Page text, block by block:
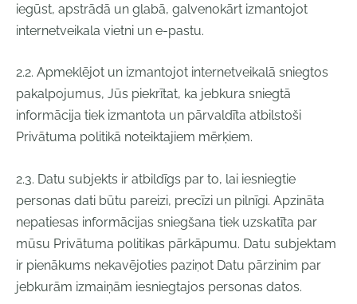
iegūst, apstrādā un glabā, galvenokārt izmantojot
internetveikala vietni un e-pastu.
2.2. Apmeklējot un izmantojot internetveikalā sniegtos
pakalpojumus, Jūs piekrītat, ka jebkura sniegtā
informācija tiek izmantota un pārvaldīta atbilstoši
Privātuma politikā noteiktajiem mērķiem.
2.3. Datu subjekts ir atbildīgs par to, lai iesniegtie
personas dati būtu pareizi, precīzi un pilnīgi. Apzināta
nepatiesas informācijas sniegšana tiek uzskatīta par
mūsu Privātuma politikas pārkāpumu. Datu subjektam
ir pienākums nekavējoties paziņot Datu pārzinim par
jebkurām izmaiņām iesniegtajos personas datos.